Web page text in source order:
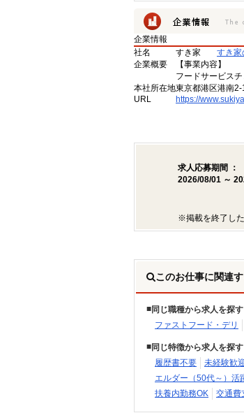
企業情報
社名
すき家
すき家
企業概要
【事業内容】
フードサービス
本社所在地東京都港区港南
URL
https://
求人応募期間 ：
2026/08/01 ～
※掲載を終了し
このお仕事に関連
同じ職種から求人を探す
ファストフード・デリ
同じ特徴から求人を探す
履歴書不要
未経験歓
エルダー（50代～）活
扶養内勤務OK
交通費